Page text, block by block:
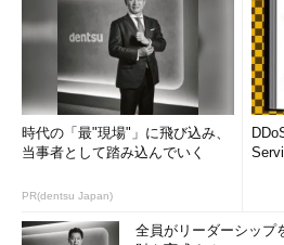
時代の「最"現場"」に飛び込み、
当事者として踏み込んでいく
PR(dentsu Japan)
全員がリーダーシップ